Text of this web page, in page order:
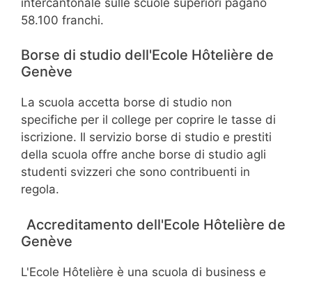
58.100 franchi.
Borse di studio dell'Ecole Hôtelière de
Genève
La scuola accetta borse di studio non
specifiche per il college per coprire le tasse di
iscrizione. Il servizio borse di studio e prestiti
della scuola offre anche borse di studio agli
studenti svizzeri che sono contribuenti in
regola.
Accreditamento dell'Ecole Hôtelière de
Genève
L'Ecole Hôtelière è una scuola di business e